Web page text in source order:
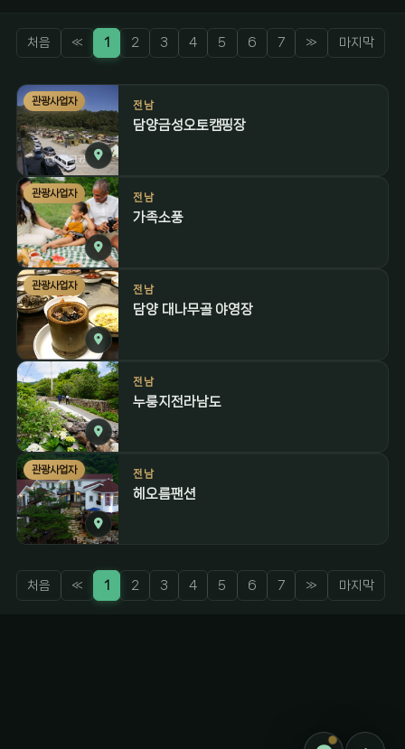
처음 « 1 2 3 4 5 6 7 » 마지막
관광사업자 전남
담양금성오토캠핑장
관광사업자 전남
가족소풍
관광사업자 전남
담양 대나무골 야영장
전남
누룽지전라남도
관광사업자 전남
헤오름팬션
처음 « 1 2 3 4 5 6 7 » 마지막